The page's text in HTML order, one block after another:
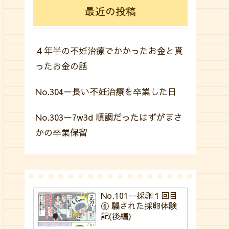
最近の投稿
４年半の不妊治療でかかったお金と貰
ったお金の話
No.304－長い不妊治療を卒業した日
No.303ー7w3d 順調だったはずがまさ
かの卒業保留
No.101ー採卵１回目
⑥ 騙された採卵体験
記(後編)